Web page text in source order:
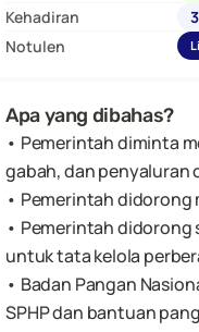
Kehadiran
Notulen
Apa yang dibahas?
• Pemerintah diminta
gabah, dan penyaluran
• Pemerintah didorong
• Pemerintah didorong
untuk tata kelola
• Badan Pangan
SPHP dan bantuan